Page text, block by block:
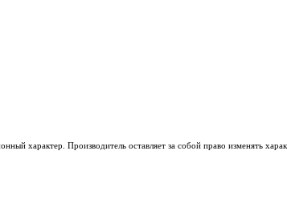
характер. Производитель оставляет за собой право изменять